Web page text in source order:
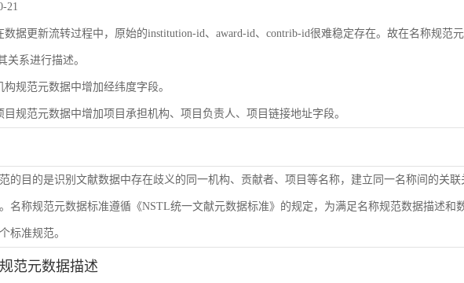
21
数据更新流转过程中，原始的institution-id、award-id、contrib-id很难稳定存在。故在名称规范
关系进行描述。
构规范元数据中增加经纬度字段。
目规范元数据中增加项目承担机构、项目负责人、项目链接地址字段。
的目的是识别文献数据中存在歧义的同一机构、贡献者、项目等名称，建立同一名称间的关
名称规范元数据标准遵循《NSTL统一文献元数据标准》的规定，为满足名称规范数据描述和
标准规范。
范元数据描述